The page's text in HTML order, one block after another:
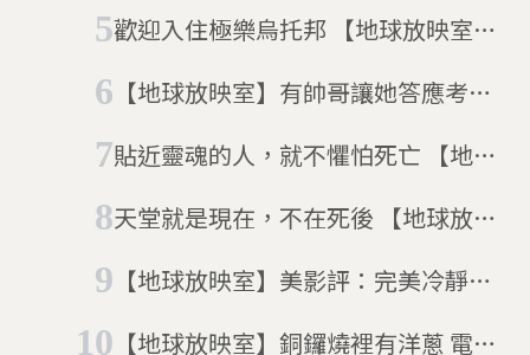
歡迎入住極樂烏托邦 【地球放映室】
【地球放映室】有帥哥讓她答應考大
的定義
貼近靈魂的人，就不懼怕死亡 【地球
天堂就是現在，不在死後 【地球放映
【地球放映室】美影評：完美冷靜又
【地球放映室】銅鑼燒裡有洋蔥 電影